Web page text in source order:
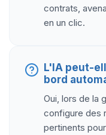
contrats,
en un clic.
L'IA peut-
bord
Oui, lors de la
configure des
pertinents